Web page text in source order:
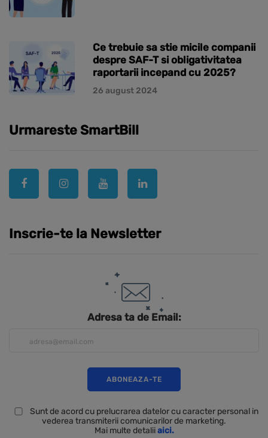
Ce trebuie sa stie micile companii
despre SAF-T si obligativitatea
raportarii incepand cu 2025?
26 august 2024
Urmareste SmartBill
Inscrie-te la Newsletter
Adresa ta de Email:
Sunt de acord cu prelucrarea datelor cu caracter personal in
vederea transmiterii comunicarilor de marketing.
Mai multe detaliiaici.